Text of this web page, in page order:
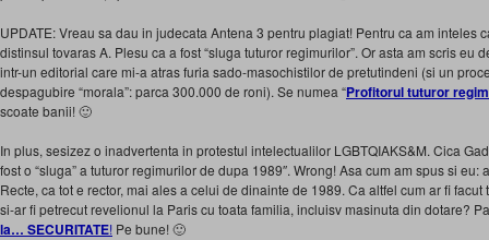
UPDATE: Vreau sa dau in judecata Antena 3 pentru plagiat! Pentru ca am inteles
distinsul tovaras A. Plesu ca a fost “sluga tuturor regimurilor”. Or asta am scris eu
intr-un editorial care mi-a atras furia sado-masochistilor de pretutindeni (si un
despagubire “morala”: parca 300.000 de roni). Se numea “Profitorul tuturor
scoate banii! 🙂
In plus, sesizez o inadvertenta in protestul intelectualilor LGBTQIAKS&M. Cica
fost o “sluga” a tuturor regimurilor de dupa 1989″. Wrong! Asa cum am spus si eu:
Recte, ca tot e rector, mai ales a celui de dinainte de 1989. Ca altfel cum ar fi
si-ar fi petrecut revelionul la Paris cu toata familia, incluisv masinuta din dotare?
la… SECURITATE! Pe bune! 🙂